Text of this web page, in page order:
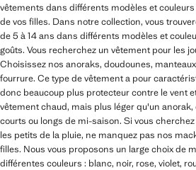
vêtements dans différents modèles et
de vos filles. Dans notre collection, vous
de 5 à 14 ans dans différents modèles et
goûts. Vous recherchez un vêtement pour les
Choisissez nos anoraks, doudounes,
fourrure. Ce type de vêtement a pour
donc beaucoup plus protecteur contre le vent
vêtement chaud, mais plus léger qu'un
courts ou longs de mi-saison. Si vous
les petits de la pluie, ne manquez pas nos
filles. Nous vous proposons un large choix de
différentes couleurs : blanc, noir, rose, violet,